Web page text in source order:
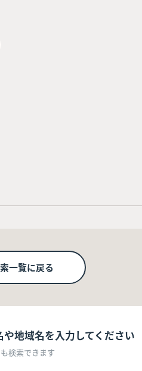
一覧に戻る
地域名を入力してください
検索できます